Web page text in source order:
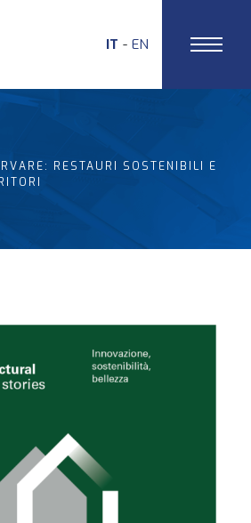
IT EN
RESTAURI SOSTENIBILI E